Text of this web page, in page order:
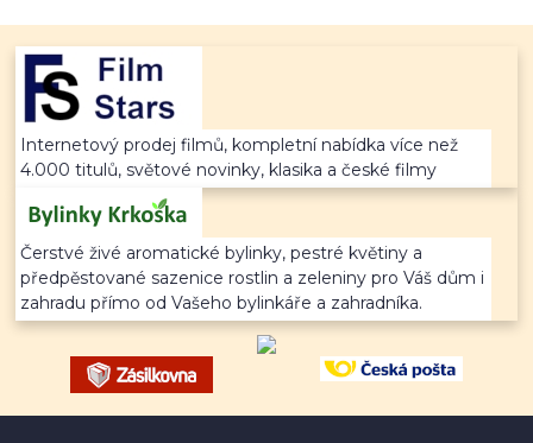
Internetový prodej filmů, kompletní nabídka více než
4.000 titulů, světové novinky, klasika a české filmy
Čerstvé živé aromatické bylinky, pestré květiny a
předpěstované sazenice rostlin a zeleniny pro Váš dům i
zahradu přímo od Vašeho bylinkáře a zahradníka.